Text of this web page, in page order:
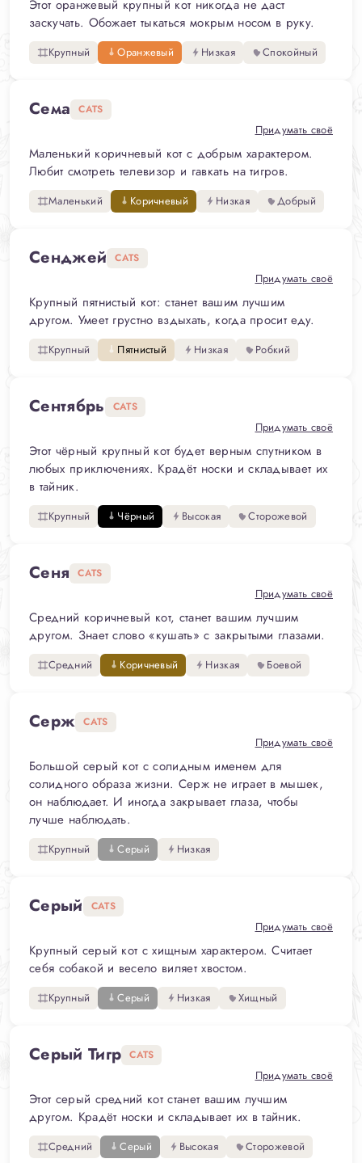
Этот оранжевый крупный кот никогда не даст
заскучать. Обожает тыкаться мокрым носом в руку.
Крупный Оранжевый Низкая Спокойный
Сема CATS
Придумать своё
Маленький коричневый кот с добрым характером.
Любит смотреть телевизор и гавкать на тигров.
Маленький Коричневый Низкая Добрый
Сенджей CATS
Придумать своё
Крупный пятнистый кот: станет вашим лучшим
другом. Умеет грустно вздыхать, когда просит еду.
Крупный Пятнистый Низкая Робкий
Сентябрь CATS
Придумать своё
Этот чёрный крупный кот будет верным спутником в
любых приключениях. Крадёт носки и складывает их
в тайник.
Крупный Чёрный Высокая Сторожевой
Сеня CATS
Придумать своё
Средний коричневый кот, станет вашим лучшим
другом. Знает слово «кушать» с закрытыми глазами.
Средний Коричневый Низкая Боевой
Серж CATS
Придумать своё
Большой серый кот с солидным именем для
солидного образа жизни. Серж не играет в мышек,
он наблюдает. И иногда закрывает глаза, чтобы
лучше наблюдать.
Крупный Серый Низкая
Серый CATS
Придумать своё
Крупный серый кот с хищным характером. Считает
себя собакой и весело виляет хвостом.
Крупный Серый Низкая Хищный
Серый Тигр CATS
Придумать своё
Этот серый средний кот станет вашим лучшим
другом. Крадёт носки и складывает их в тайник.
Средний Серый Высокая Сторожевой